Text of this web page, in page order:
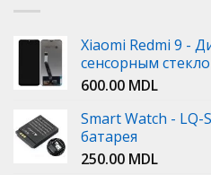
Xiaomi Redmi 9 -
сенсорным
600.00 MDL
Smart Watch - LQ-
батарея
250.00 MDL